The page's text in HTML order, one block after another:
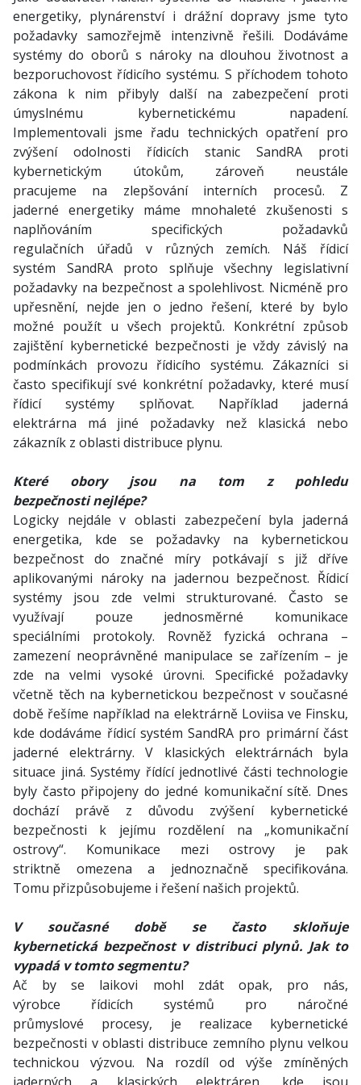
energetiky, plynárenství i drážní dopravy jsme tyto
požadavky samozřejmě intenzivně řešili. Dodáváme
systémy do oborů s nároky na dlouhou životnost a
bezporuchovost řídicího systému. S příchodem tohoto
zákona k nim přibyly další na zabezpečení proti
úmyslnému kybernetickému napadení.
Implementovali jsme řadu technických opatření pro
zvýšení odolnosti řídicích stanic SandRA proti
kybernetickým útokům, zároveň neustále
pracujeme na zlepšování interních procesů. Z
jaderné energetiky máme mnohaleté zkušenosti s
naplňováním specifických požadavků
regulačních úřadů v různých zemích. Náš řídicí
systém SandRA proto splňuje všechny legislativní
požadavky na bezpečnost a spolehlivost. Nicméně pro
upřesnění, nejde jen o jedno řešení, které by bylo
možné použít u všech projektů. Konkrétní způsob
zajištění kybernetické bezpečnosti je vždy závislý na
podmínkách provozu řídicího systému. Zákazníci si
často specifikují své konkrétní požadavky, které musí
řídicí systémy splňovat. Například jaderná
elektrárna má jiné požadavky než klasická nebo
zákazník z oblasti distribuce plynu.
Které obory jsou na tom z pohledu
bezpečnosti nejlépe?
Logicky nejdále v oblasti zabezpečení byla jaderná
energetika, kde se požadavky na kybernetickou
bezpečnost do značné míry potkávají s již dříve
aplikovanými nároky na jadernou bezpečnost. Řídicí
systémy jsou zde velmi strukturované. Často se
využívají pouze jednosměrné komunikace
speciálními protokoly. Rovněž fyzická ochrana –
zamezení neoprávněné manipulace se zařízením – je
zde na velmi vysoké úrovni. Specifické požadavky
včetně těch na kybernetickou bezpečnost v současné
době řešíme například na elektrárně Loviisa ve Finsku,
kde dodáváme řídicí systém SandRA pro primární část
jaderné elektrárny. V klasických elektrárnách byla
situace jiná. Systémy řídící jednotlivé části technologie
byly často připojeny do jedné komunikační sítě. Dnes
dochází právě z důvodu zvýšení kybernetické
bezpečnosti k jejímu rozdělení na „komunikační
ostrovy“. Komunikace mezi ostrovy je pak
striktně omezena a jednoznačně specifikována.
Tomu přizpůsobujeme i řešení našich projektů.
V současné době se často skloňuje
kybernetická bezpečnost v distribuci plynů. Jak to
vypadá v tomto segmentu?
Ač by se laikovi mohl zdát opak, pro nás,
výrobce řídicích systémů pro náročné
průmyslové procesy, je realizace kybernetické
bezpečnosti v oblasti distribuce zemního plynu velkou
technickou výzvou. Na rozdíl od výše zmíněných
jaderných a klasických elektráren, kde jsou